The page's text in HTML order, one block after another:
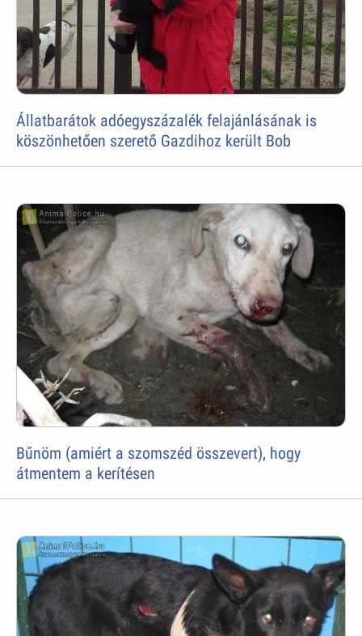
Állatbarátok adóegyszázalék felajánlásának is
köszönhetően szerető Gazdihoz került Bob
Bűnöm (amiért a szomszéd összevert), hogy
átmentem a kerítésen